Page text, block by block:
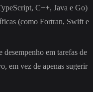
C++, Java e Go)
(como Fortran, Swift e
desempenho em tarefas de
em vez de apenas sugerir